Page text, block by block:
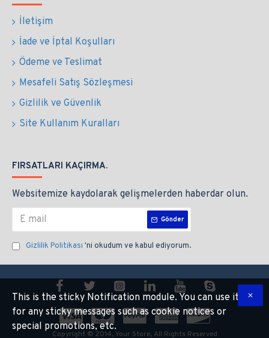
İletişim
İade ve İptal Koşulları
Ödeme ve Teslimat
Mesafeli Satış Sözleşmesi
Gizlilik ve Güvenlik
Site Kullanım Kuralları
FIRSATLARI KAÇIRMA.
Websitemize kaydolarak gelişmelerden haberdar olun.
Gönder
Gizlilik Politikası 'ni okudum ve kabul ediyorum.
Copyright © 2014, Your Store, All Rights Reserved
This is the sticky Notification module. You can use it
for any sticky messages such as cookie notices or
special promotions, etc.